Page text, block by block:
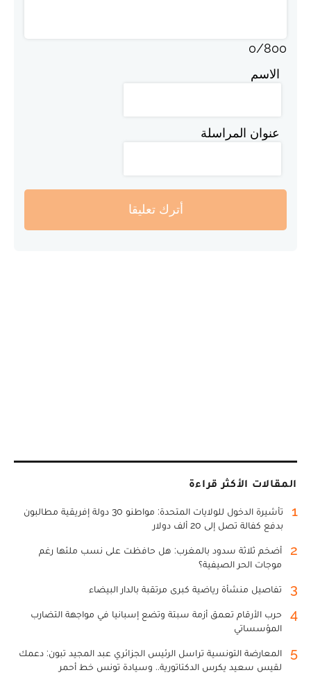
0/800
الاسم
عنوان المراسلة
أترك تعليقا
المقالات الأكثر قراءة
1
تأشيرة الدخول للولايات المتحدة: مواطنو 30 دولة إفريقية مطالبون
بدفع كفالة تصل إلى 20 ألف دولار
2
أضخم ثلاثة سدود بالمغرب: هل حافظت على نسب ملئها رغم
موجات الحر الصيفية؟
3 تفاصيل منشأة رياضية كبرى مرتقبة بالدار البيضاء
4
حرب الأرقام تعمق أزمة سبتة وتضع إسبانيا في مواجهة التضارب
المؤسساتي
5
المعارضة التونسية تراسل الرئيس الجزائري عبد المجيد تبون: دعمك
لقيس سعيد يكرس الدكتاتورية.. وسيادة تونس خط أحمر